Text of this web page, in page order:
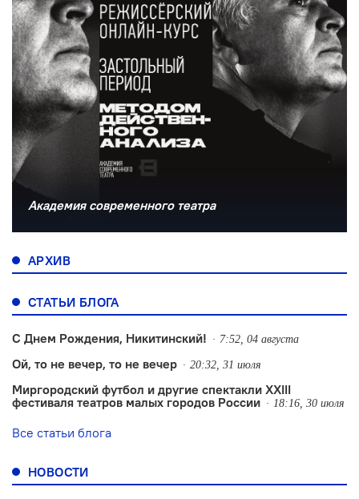
Академия современного театра
АРХИВ
СТАТЬИ БЛОГА
С Днем Рождения, Никитинский! 7:52, 04 августа
Ой, то не вечер, то не вечер 20:32, 31 июля
Миргородский футбол и другие спектакли XXIII
фестиваля театров малых городов России
18:16, 30 июля
Все статьи блога
НОВОСТИ